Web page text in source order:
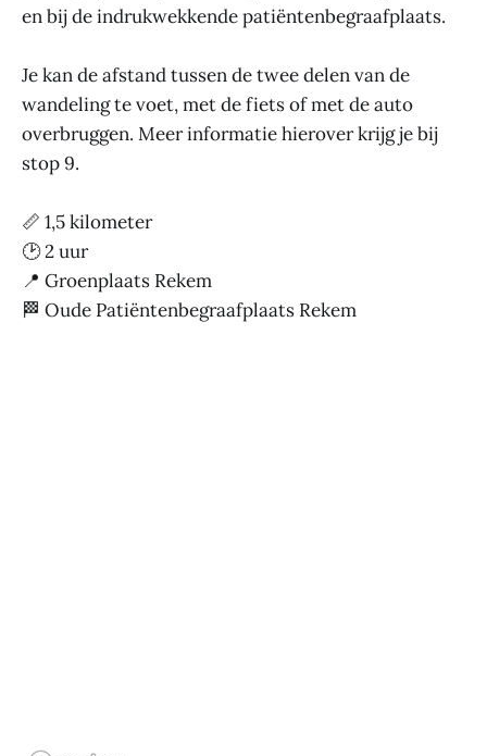
en bij de indrukwekkende patiëntenbegraafplaats.
Je kan de afstand tussen de twee delen van de
wandeling te voet, met de fiets of met de auto
overbruggen. Meer informatie hierover krijg je bij
stop 9.
📏 1,5 kilometer
🕑 2 uur
📍 Groenplaats Rekem
🏁 Oude Patiëntenbegraafplaats Rekem